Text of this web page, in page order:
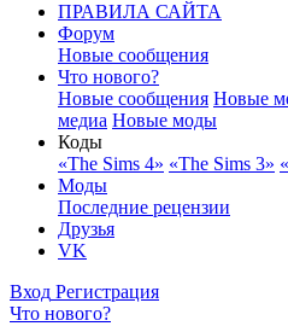
ПРАВИЛА САЙТА
Форум
Новые сообщения
Что нового?
Новые сообщения Новые
медиа Новые моды
Коды
«The Sims 4» «The Sims 3»
Моды
Последние рецензии
Друзья
VK
Вход Регистрация
Что нового?